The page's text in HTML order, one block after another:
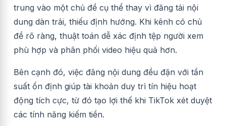
trung vào một chủ đề cụ thể thay vì đăng tải nội
dung dàn trải, thiếu định hướng. Khi kênh có chủ
đề rõ ràng, thuật toán dễ xác định tệp người xem
phù hợp và phân phối video hiệu quả hơn.
Bên cạnh đó, việc đăng nội dung đều đặn với tần
suất ổn định giúp tài khoản duy trì tín hiệu hoạt
động tích cực, từ đó tạo lợi thế khi TikTok xét duyệt
các tính năng kiếm tiền.